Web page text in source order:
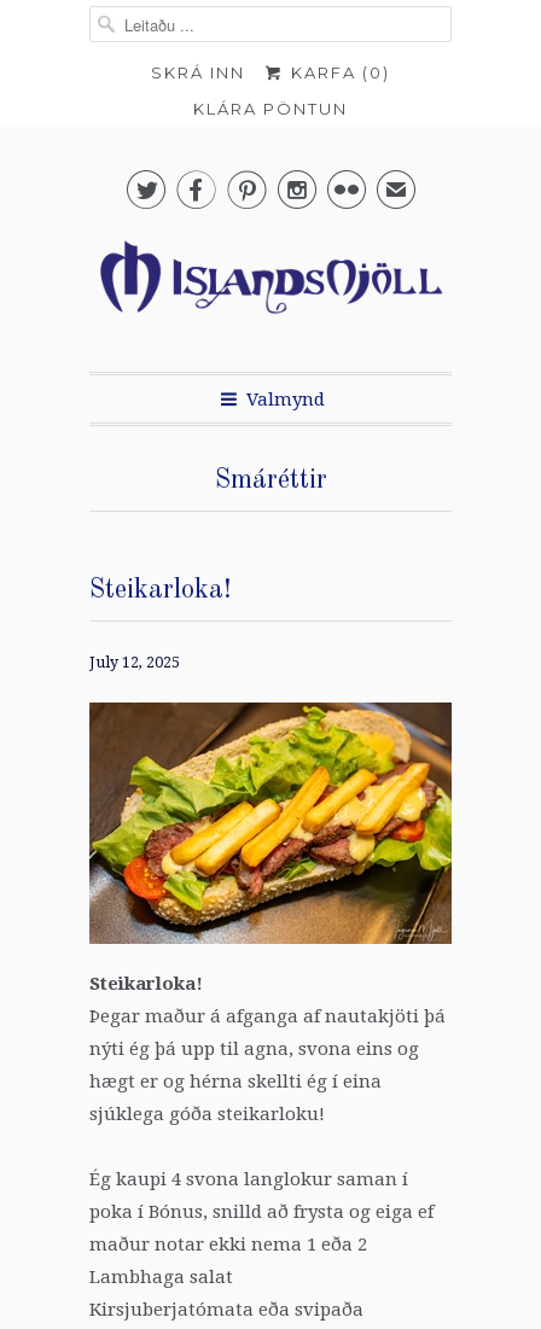
SKRÁ INN KARFA (0)
KLÁRA PÖNTUN
     ✉
Valmynd
Smáréttir
Steikarloka!
July 12, 2025
Steikarloka!
Þegar maður á afganga af nautakjöti þá
nýti ég þá upp til agna, svona eins og
hægt er og hérna skellti ég í eina
sjúklega góða steikarloku!
Ég kaupi 4 svona langlokur saman í
poka í Bónus, snilld að frysta og eiga ef
maður notar ekki nema 1 eða 2
Lambhaga salat
Kirsjuberjatómata eða svipaða